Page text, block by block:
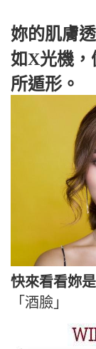
妳的肌膚
如X光機，
所遁形。
快來看看妳
「酒臉」